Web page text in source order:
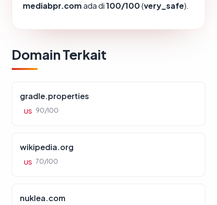
mediabpr.comada di100/100(very_safe).
Domain Terkait
gradle.properties
US 90/100
wikipedia.org
US 70/100
nuklea.com